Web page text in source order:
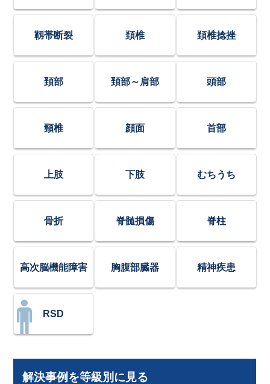
靱帯断裂 頚椎 頚椎捻挫
頚部 頚部～肩部 頭部
頸椎 顔面 首部
上肢 下肢 むちうち
骨折 脊髄損傷 脊柱
高次脳機能障害 胸腹部臓器 精神疾患
RSD
解決事例を等級別に見る